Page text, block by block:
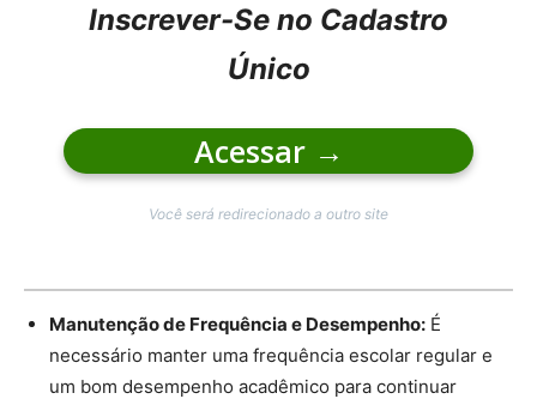
Inscrever-Se no Cadastro
Único
Acessar →
Você será redirecionado a outro site
Manutenção de Frequência e Desempenho: É
necessário manter uma frequência escolar regular e
um bom desempenho acadêmico para continuar